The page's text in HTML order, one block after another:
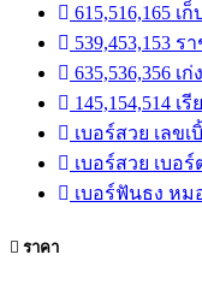
615,516,165
539,453,153
635,536,356
145,154,514
เบอร์สวย เลขเ
เบอร์สวย เบอ
เบอร์ฟันธง ห
ราคา